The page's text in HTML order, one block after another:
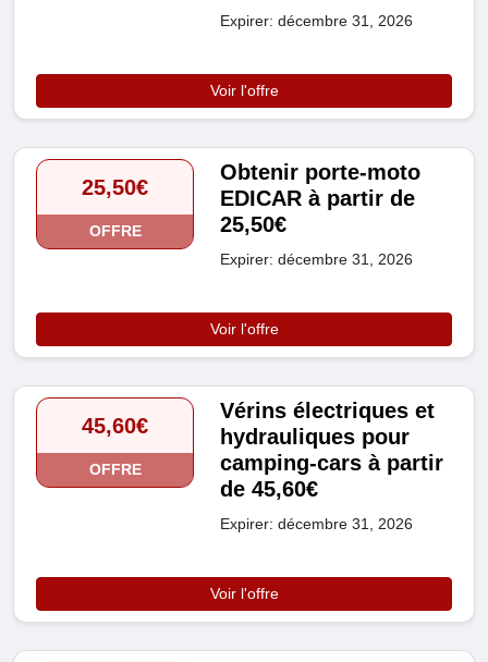
Expirer: décembre 31, 2026
Voir l'offre
25,50€
OFFRE
Obtenir porte-moto
EDICAR à partir de
25,50€
Expirer: décembre 31, 2026
Voir l'offre
45,60€
OFFRE
Vérins électriques et
hydrauliques pour
camping-cars à partir
de 45,60€
Expirer: décembre 31, 2026
Voir l'offre